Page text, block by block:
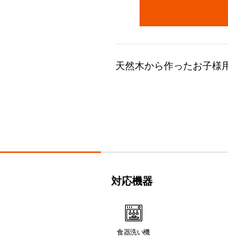
※こちらの製品のギフトラッピングは「不織布ギフトバッグ」の
対応機器
食器洗い機